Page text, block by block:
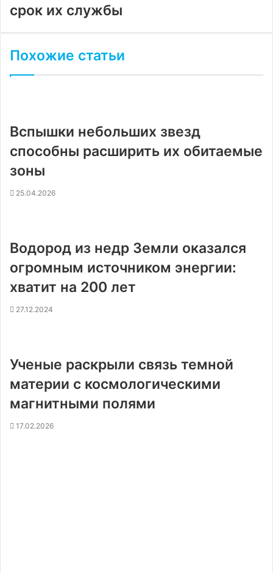
срок их службы
Похожие статьи
Вспышки небольших звезд
способны расширить их обитаемые
зоны
25.04.2026
Водород из недр Земли оказался
огромным источником энергии:
хватит на 200 лет
27.12.2024
Ученые раскрыли связь темной
материи с космологическими
магнитными полями
17.02.2026